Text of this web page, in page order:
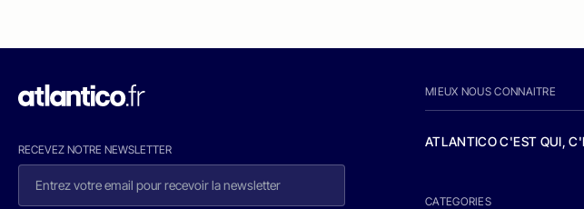
RECEVEZ NOTRE NEWSLETTER
MIEUX NOUS CONNAITRE
ATLANTICO C'EST QUI,
CATEGORIES